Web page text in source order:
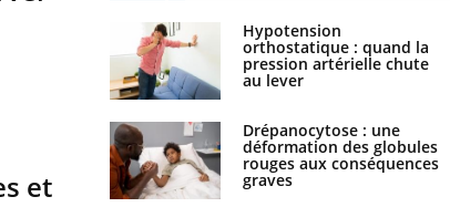
et
Hypotension
orthostatique : quand la
pression artérielle chute
au lever
Drépanocytose : une
déformation des globules
rouges aux conséquences
graves